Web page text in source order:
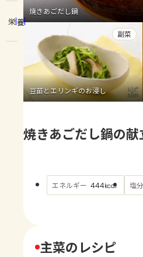
トーク
よくあるお問い合わ
お買い物
AJINOMOTO PARK とは
栄養
焼きあごだし鍋
豆苗とエリンギのお浸し
副菜
焼きあごだし鍋の献
エネルギー 444kcal 塩分
主菜のレシピ